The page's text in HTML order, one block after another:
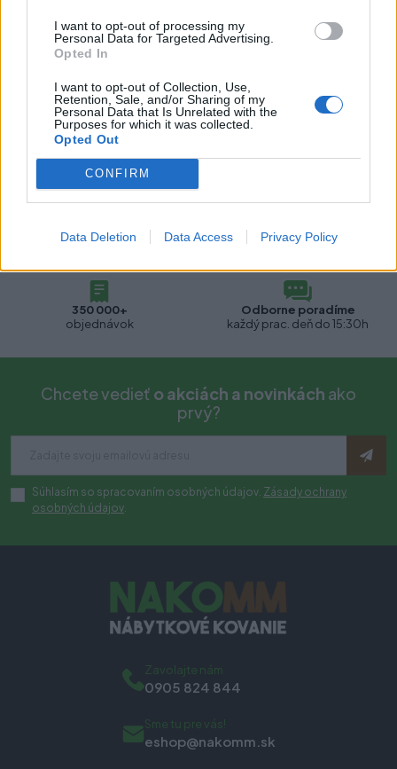
I want to opt-out of processing my
Personal Data for Targeted Advertising.
Opted In
I want to opt-out of Collection, Use,
Retention, Sale, and/or Sharing of my
Personal Data that Is Unrelated with the
Purposes for which it was collected.
Opted Out
CONFIRM
Data Deletion Data Access Privacy Policy
Pre tento produkt neboli pridané žiadne recenzie.
Pre pridanie recenzie sa musíte prihlásiť
Doprava zdarma
2500+
350 000+
objednávok
Odborne poradíme
každý prac. deň do 15:30h
Chcete vedieť o akciách a novinkách ako
prvý?
Súhlasím so spracovaním osobných údajov. Zásady ochrany
osobných údajov
Zavolajte nám
0905 824 844
Sme tu pre vás!
eshop@nakomm.sk